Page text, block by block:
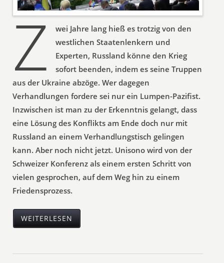
Z
wei Jahre lang hieß es trotzig von den
westlichen Staatenlenkern und
Experten, Russland könne den Krieg
sofort beenden, indem es seine Truppen
aus der Ukraine abzöge. Wer dagegen
Verhandlungen fordere sei nur ein Lumpen-Pazifist.
Inzwischen ist man zu der Erkenntnis gelangt, dass
eine Lösung des Konflikts am Ende doch nur mit
Russland an einem Verhandlungstisch gelingen
kann. Aber noch nicht jetzt. Unisono wird von der
Schweizer Konferenz als einem ersten Schritt von
vielen gesprochen, auf dem Weg hin zu einem
Friedensprozess.
WEITERLESEN